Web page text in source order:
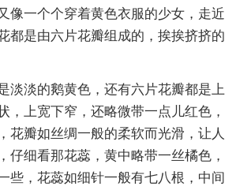
像一个个穿着黄色衣服的少女，走近
都是由六片花瓣组成的，挨挨挤挤的
淡淡的鹅黄色，还有六片花瓣都是上
，上宽下窄，还略微带一点儿红色，
花瓣如丝绸一般的柔软而光滑，让人
仔细看那花蕊，黄中略带一丝橘色，
些，花蕊如细针一般有七八根，中间